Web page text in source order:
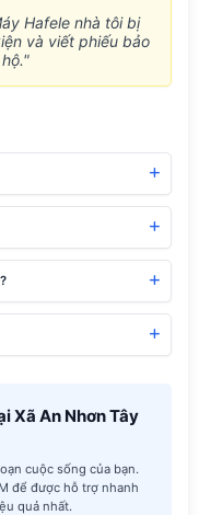
Hafele nhà tôi bị
và viết phiếu bảo
Xã An Nhơn Tây
cuộc sống của bạn.
để được hỗ trợ nhanh
quả nhất.